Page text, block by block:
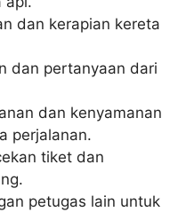
dan kerapian kereta
dan pertanyaan dari
dan kenyamanan
perjalanan.
tiket dan
petugas lain untuk